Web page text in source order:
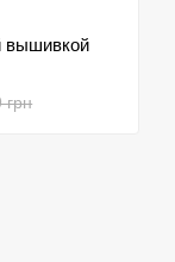
вышивкой
грн